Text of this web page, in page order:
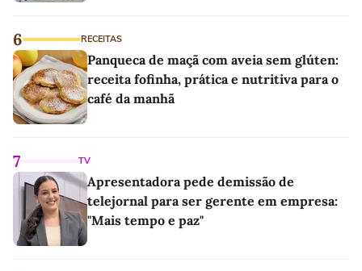
6 RECEITAS
Panqueca de maçã com aveia sem glúten:
receita fofinha, prática e nutritiva para o
café da manhã
7 TV
Apresentadora pede demissão de
telejornal para ser gerente em empresa:
"Mais tempo e paz"